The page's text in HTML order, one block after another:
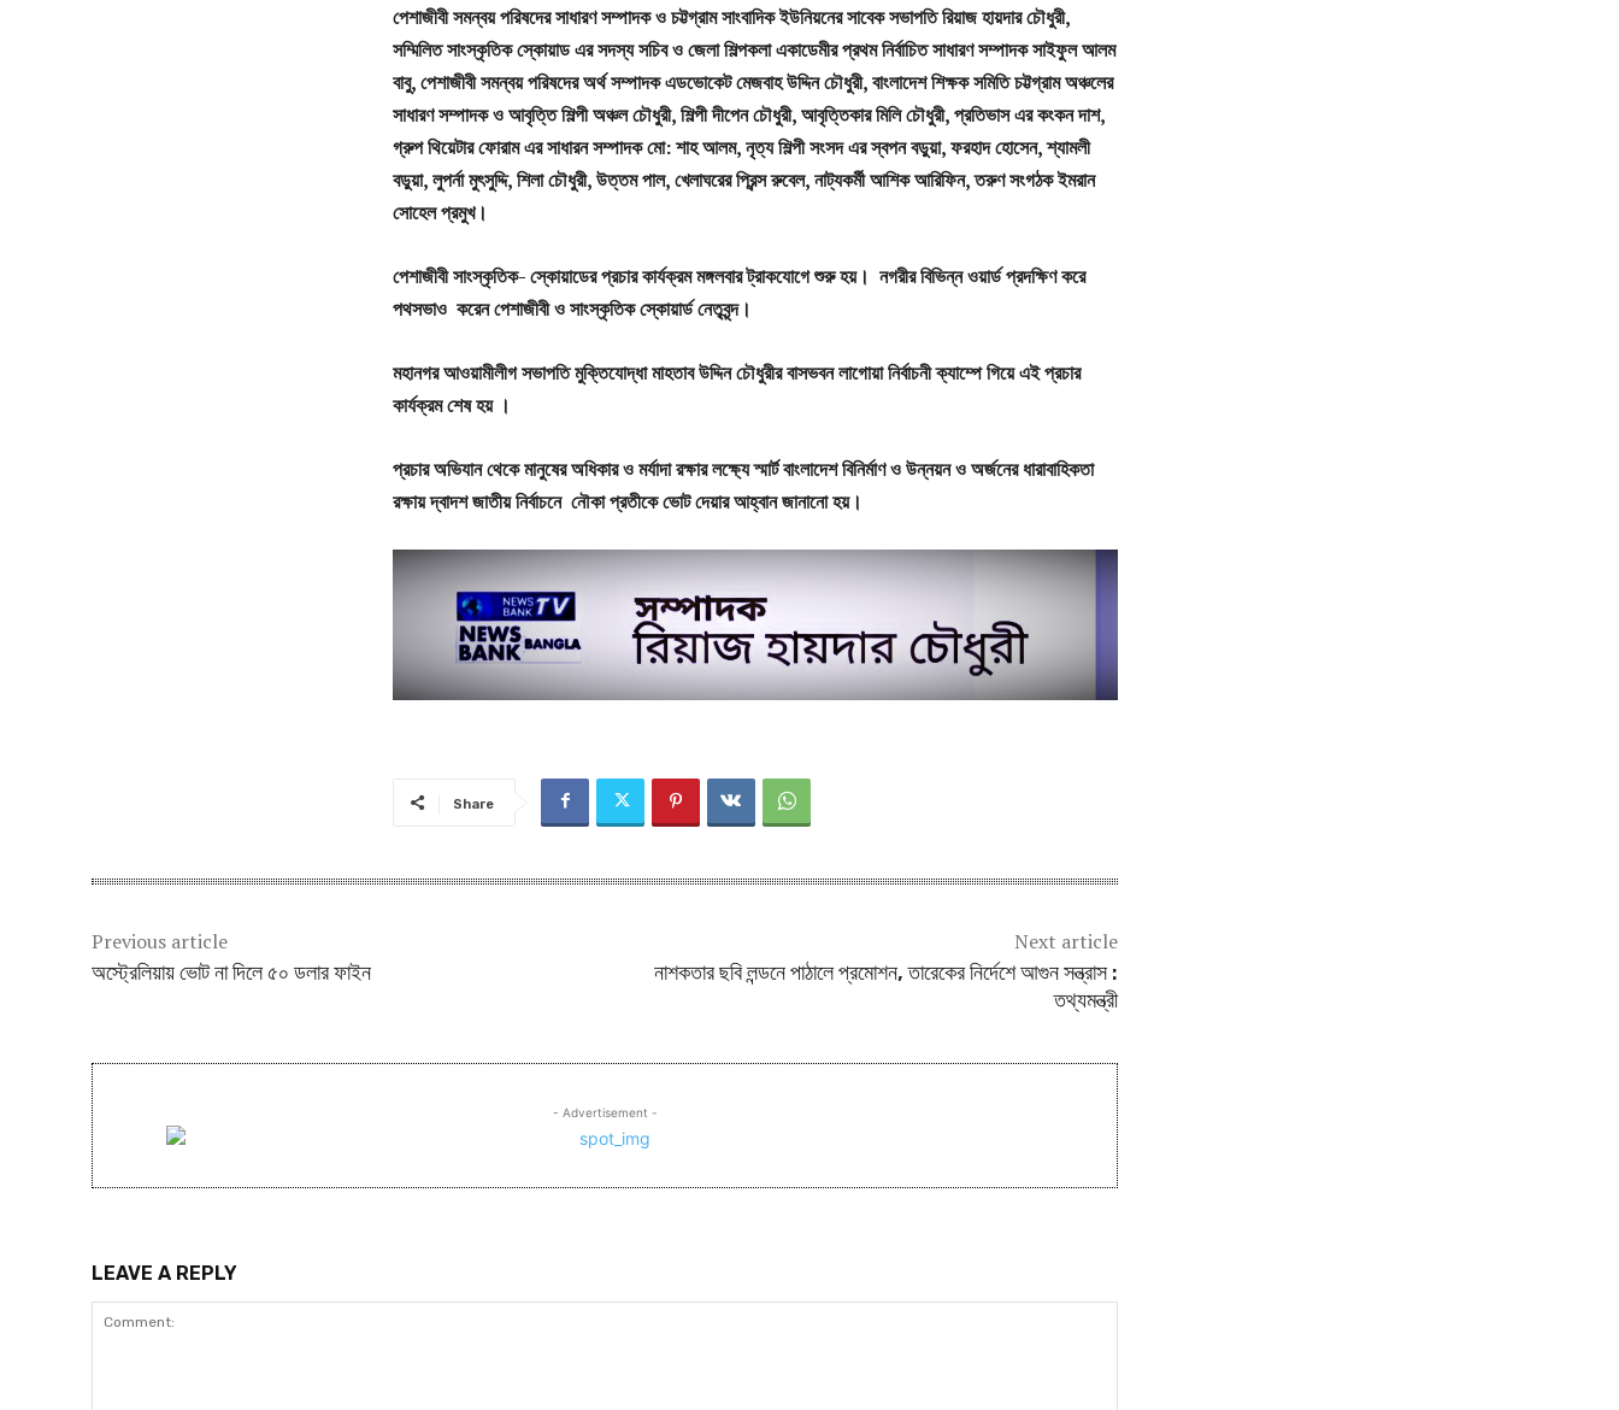
পেশাজীবী সমন্বয় পরিষদের সাধারণ সম্পাদক ও চট্টগ্রাম সাংবাদিক ইউনিয়নের সাবেক সভাপতি রিয়াজ হায়দার চৌধুরী,
সম্মিলিত সাংস্কৃতিক স্কোয়াড এর সদস্য সচিব ও জেলা শিল্পকলা একাডেমীর প্রথম নির্বাচিত সাধারণ সম্পাদক সাইফুল আলম
বাবু, পেশাজীবী সমন্বয় পরিষদের অর্থ সম্পাদক এডভোকেট মেজবাহ উদ্দিন চৌধুরী, বাংলাদেশ শিক্ষক সমিতি চট্টগ্রাম অঞ্চলের
সাধারণ সম্পাদক ও আবৃত্তি শিল্পী অঞ্চল চৌধুরী, শিল্পী দীপেন চৌধুরী, আবৃত্তিকার মিলি চৌধুরী, প্রতিভাস এর কংকন দাশ,
গ্রুপ থিয়েটার ফোরাম এর সাধারন সম্পাদক মো: শাহ আলম, নৃত্য শিল্পী সংসদ এর স্বপন বড়ুয়া, ফরহাদ হোসেন, শ্যামলী
বড়ুয়া, লুপর্না মুৎসুদ্দি, শিলা চৌধুরী, উত্তম পাল, খেলাঘরের প্রিন্স রুবেল, নাট্যকর্মী আশিক আরিফিন, তরুণ সংগঠক ইমরান
সোহেল প্রমুখ।
পেশাজীবী সাংস্কৃতিক- স্কোয়াডের প্রচার কার্যক্রম মঙ্গলবার ট্রাকযোগে শুরু হয়। নগরীর বিভিন্ন ওয়ার্ড প্রদক্ষিণ করে
পথসভাও করেন পেশাজীবী ও সাংস্কৃতিক স্কোয়ার্ড নেতৃবৃন্দ।
মহানগর আওয়ামীলীগ সভাপতি মুক্তিযোদ্ধা মাহতাব উদ্দিন চৌধুরীর বাসভবন লাগোয়া নির্বাচনী ক্যাম্পে গিয়ে এই প্রচার
কার্যক্রম শেষ হয় ।
প্রচার অভিযান থেকে মানুষের অধিকার ও মর্যাদা রক্ষার লক্ষ্যে স্মার্ট বাংলাদেশ বিনির্মাণ ও উন্নয়ন ও অর্জনের ধারাবাহিকতা
রক্ষায় দ্বাদশ জাতীয় নির্বাচনে নৌকা প্রতীকে ভোট দেয়ার আহ্বান জানানো হয়।‌
Share
Previous article
অস্ট্রেলিয়ায় ভোট না দিলে ৫০ ডলার ফাইন
Next article
নাশকতার ছবি লন্ডনে পাঠালে প্রমোশন, তারেকের নির্দেশে আগুন সন্ত্রাস :
তথ্যমন্ত্রী
- Advertisement -
LEAVE A REPLY